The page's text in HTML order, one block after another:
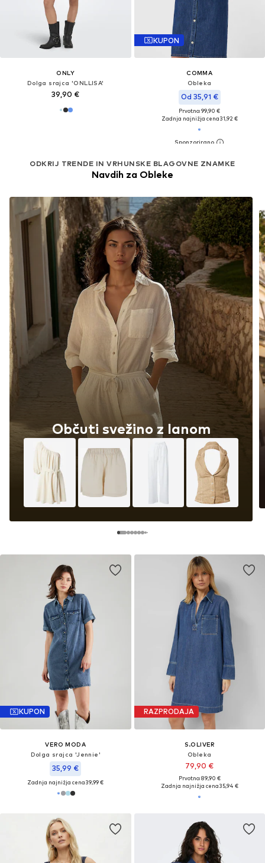
ONLY
Dolga srajca 'ONLLISA'
39,90 €
KUPON
COMMA
Obleka
Od 35,91 €
Prvotno: 99,90 €
Zadnja najnižja cena31,92 €
ODKRIJ TRENDE IN VRHUNSKE BLAGOVNE ZNAMKE
Navdih za Obleke
Občuti svežino z lanom
KUPON
VERO MODA
Dolga srajca 'Jennie'
35,99 €
Zadnja najnižja cena39,99 €
RAZPRODAJA
S.OLIVER
Obleka
79,90 €
Prvotno: 89,90 €
Zadnja najnižja cena35,94 €